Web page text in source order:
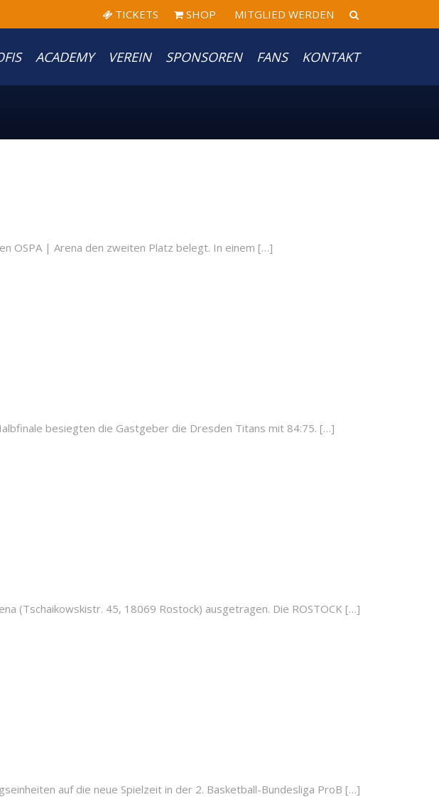
TICKETS SHOP MITGLIED WERDEN
ACADEMY VEREIN SPONSOREN FANS KONTAKT
OSPA | Arena den zweiten Platz belegt. In einem […]
besiegten die Gastgeber die Dresden Titans mit 84:75. […]
(Tschaikowskistr. 45, 18069 Rostock) ausgetragen. Die ROSTOCK […]
auf die neue Spielzeit in der 2. Basketball-Bundesliga ProB […]